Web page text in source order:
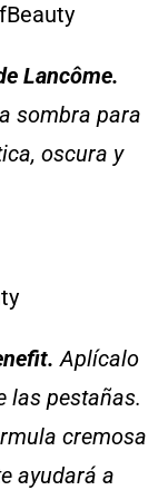
Lancôme.
sombra para
oscura y
Aplícalo
las pestañas.
cremosa
ayudará a